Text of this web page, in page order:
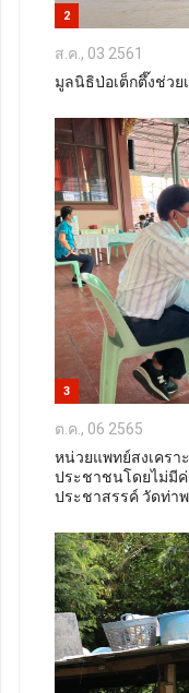
2
ส.ค., 03 2561
มูลนิธิป่อเต็กตึ๊งช่วย
3
ต.ค., 06 2565
หน่วยแพทย์สงเคร
ประชาชนโดยไม่มี
ประชาสรรค์ วัดท่า